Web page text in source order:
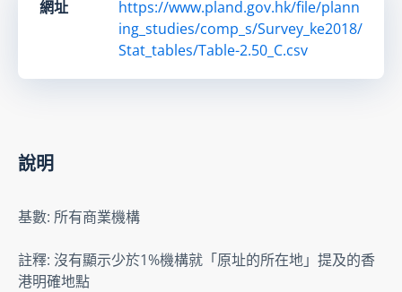
網址
https://www.pland.gov.hk/file/plann
ing_studies/comp_s/Survey_ke2018/
Stat_tables/Table-2.50_C.csv
說明
基數: 所有商業機構
註釋: 沒有顯示少於1%機構就「原址的所在地」提及的香
港明確地點